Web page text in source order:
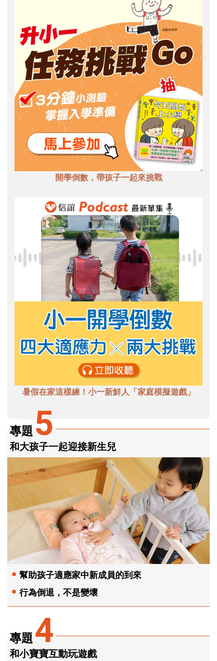
開學倒數，帶孩子一起來挑戰
暑假在家這樣練！小一新鮮人「家庭模擬遊戲」
專題4
和小寶寶互動玩遊戲
專題 5
和大孩子一起迎接新生兒
幫助孩子適應家中新成員的到來
行為倒退，不是變壞